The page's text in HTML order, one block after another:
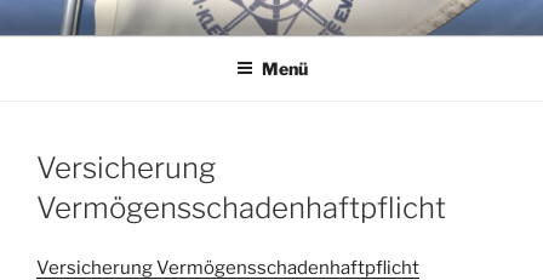
Zum
InhaltWSG KLEINER WANNSEE E.V.
Immer eine handbreit Wasser unterm Kiel.
Menü
Versicherung
Vermögensschadenhaftpflicht
Versicherung Vermögensschadenhaftpflicht